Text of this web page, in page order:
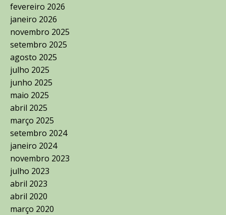
fevereiro 2026
janeiro 2026
novembro 2025
setembro 2025
agosto 2025
julho 2025
junho 2025
maio 2025
abril 2025
março 2025
setembro 2024
janeiro 2024
novembro 2023
julho 2023
abril 2023
abril 2020
março 2020